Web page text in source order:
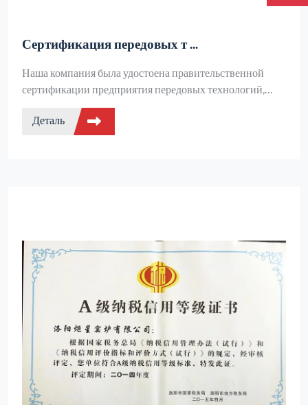
Сертификация передовых т ...
Наша компания была удостоена правительственной
сертификации предприятия передовых технологий,
демонстрируя выдающиеся способности в основных
технологических прорывах и промышленном
применении в отрасли, а также пользуясь
Деталь